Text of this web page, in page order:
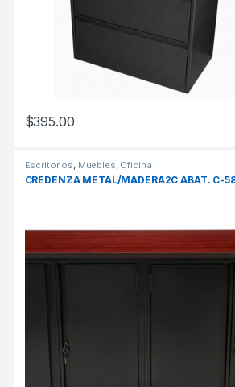
$395.00
Escritorios, Muebles, Oficina
CREDENZA METAL/MADERA2C ABAT. C-